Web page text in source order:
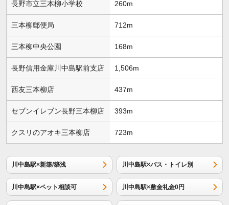
長野市立三本柳小学校 260m
三本柳郵便局 712m
三本柳中央公園 168m
長野信用金庫川中島駅前支店 1,506m
西友三本柳店 437m
セブンイレブン長野三本柳店 393m
クスリのアオキ三本柳店 723m
川中島駅×新築/築浅 川中島駅×バス・トイレ別
川中島駅×ペット相談可 川中島駅×敷金礼金0円